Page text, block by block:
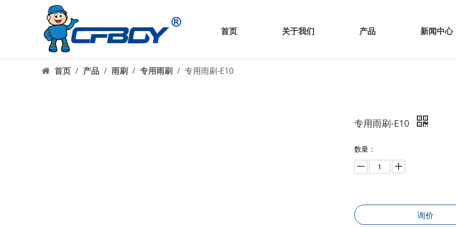
首页 关于我们 产品 新闻中心
首页 / 产品 / 雨刷 / 专用雨刷 / 专用雨刷-E10
专用雨刷-E10
数量：
询价